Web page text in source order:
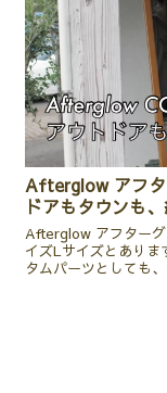
Afterglow アフタ
ドアもタウンも
Afterglow アフターグ
イズLサイズとありま
タムパーツとしても